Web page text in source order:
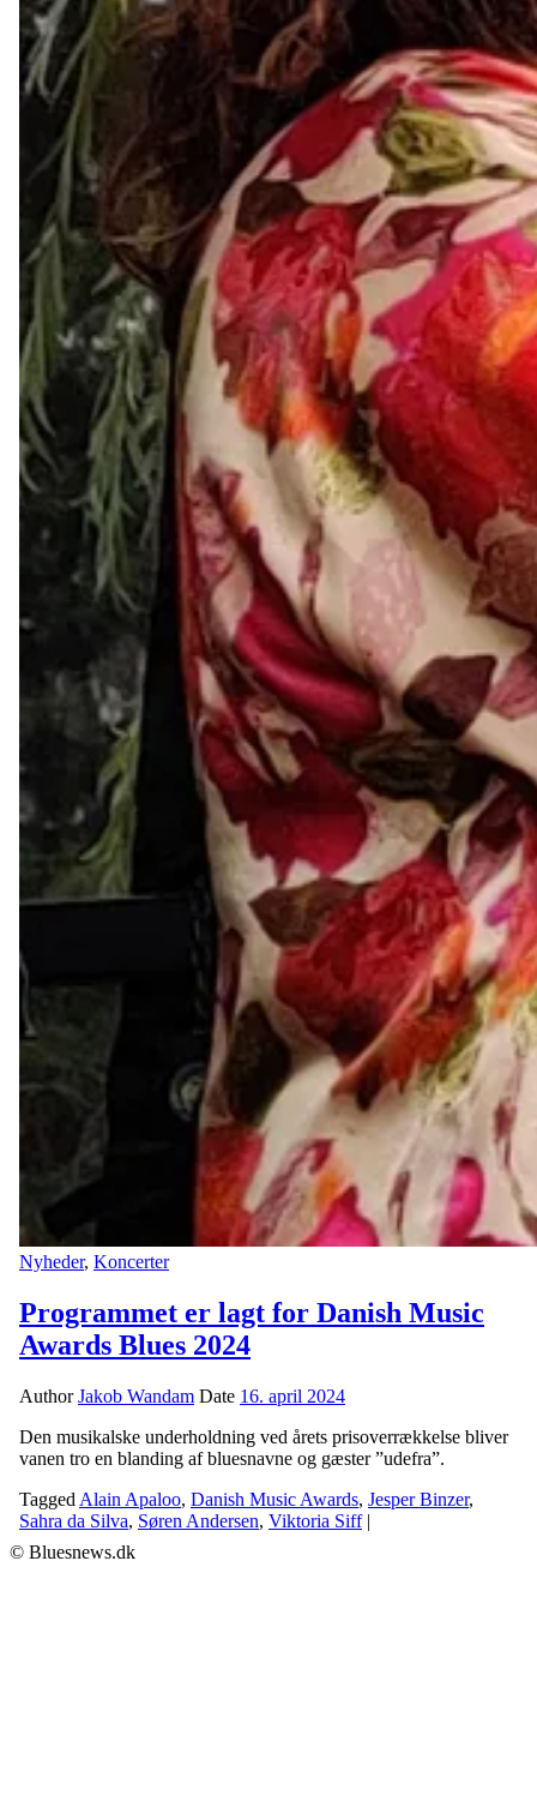
Nyheder, Koncerter
Programmet er lagt for Danish Music
Awards Blues 2024
AuthorJakob Wandam Date 16. april 2024
Den musikalske underholdning ved årets prisoverrækkelse bliver
vanen tro en blanding af bluesnavne og gæster ”udefra”.
Tagged Alain Apaloo, Danish Music Awards, Jesper Binzer,
Sahra da Silva, Søren Andersen, Viktoria Siff |
© Bluesnews.dk